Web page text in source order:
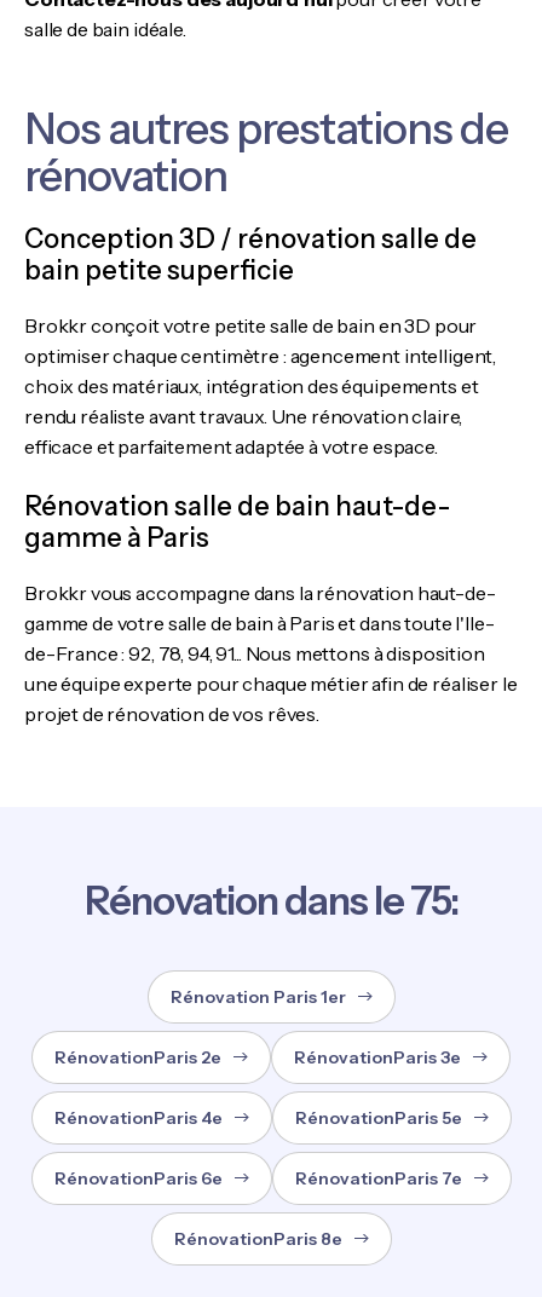
salle de bain idéale.
Nos autres prestations de
rénovation
Conception 3D / rénovation salle de
bain petite superficie
Brokkr conçoit votre petite salle de bain en 3D pour
optimiser chaque centimètre : agencement intelligent,
choix des matériaux, intégration des équipements et
rendu réaliste avant travaux. Une rénovation claire,
efficace et parfaitement adaptée à votre espace.
Rénovation salle de bain haut-de-
gamme à Paris
Brokkr vous accompagne dans la rénovation haut-de-
gamme de votre salle de bain à Paris et dans toute l'Ile-
de-France : 92, 78, 94, 91... Nous mettons à disposition
une équipe experte pour chaque métier afin de réaliser le
projet de rénovation de vos rêves.
Rénovation dans le 75:
Rénovation Paris 1er
RénovationParis 2e RénovationParis 3e
RénovationParis 4e RénovationParis 5e
RénovationParis 6e RénovationParis 7e
RénovationParis 8e